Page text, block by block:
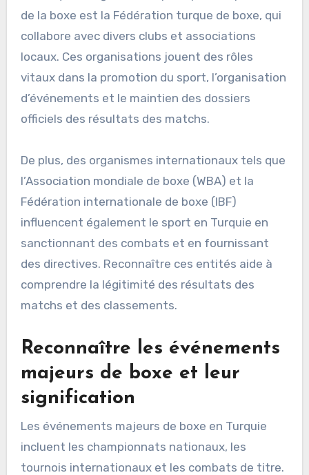
de la boxe est la Fédération turque de boxe, qui
collabore avec divers clubs et associations
locaux. Ces organisations jouent des rôles
vitaux dans la promotion du sport, l’organisation
d’événements et le maintien des dossiers
officiels des résultats des matchs.
De plus, des organismes internationaux tels que
l’Association mondiale de boxe (WBA) et la
Fédération internationale de boxe (IBF)
influencent également le sport en Turquie en
sanctionnant des combats et en fournissant
des directives. Reconnaître ces entités aide à
comprendre la légitimité des résultats des
matchs et des classements.
Reconnaître les événements
majeurs de boxe et leur
signification
Les événements majeurs de boxe en Turquie
incluent les championnats nationaux, les
tournois internationaux et les combats de titre.